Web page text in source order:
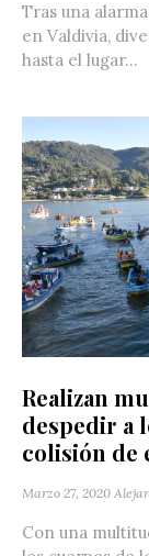
Tras una
en Valdivia,
hasta el lugar...
Realizan
despedir a
colisión de
Marzo 27, 2020
Con una